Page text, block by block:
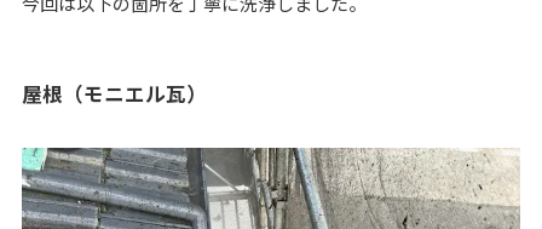
屋根（モニエル瓦）